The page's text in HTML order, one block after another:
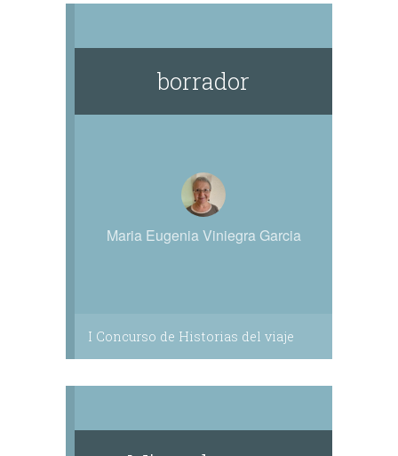
borrador
Maria Eugenia Viniegra Garcia
I Concurso de Historias del viaje